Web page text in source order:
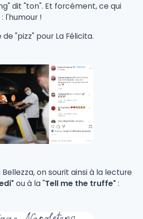
dit "ton". Et forcément, ce qui
l'humour !
"pizz" pour La Félicita.
on sourit ainsi à la lecture
ou à la "Tell me the truffe" :